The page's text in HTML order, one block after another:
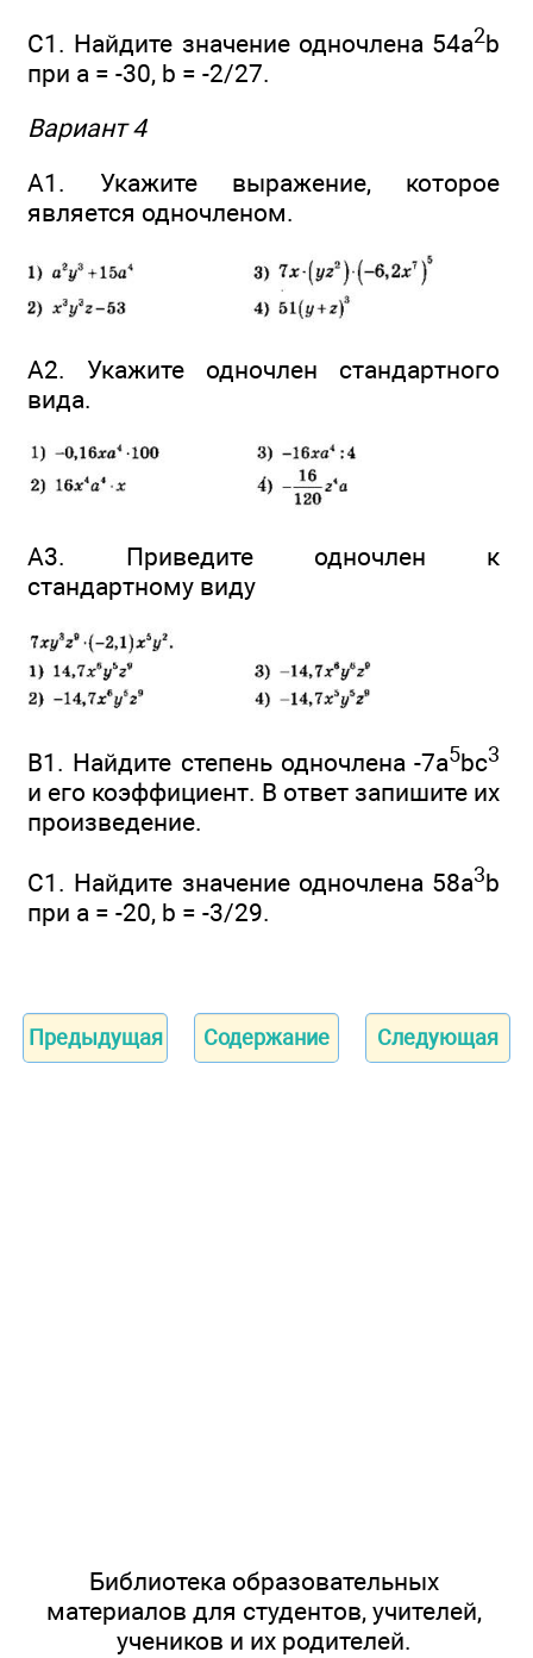
С1. Найдите значение одночлена 54а2b
при а = -30, b = -2/27.
Вариант 4
А1. Укажите выражение, которое
является одночленом.
А2. Укажите одночлен стандартного
вида.
А3. Приведите одночлен к
стандартному виду
В1. Найдите степень одночлена -7а5bс3
и его коэффициент. В ответ запишите их
произведение.
С1. Найдите значение одночлена 58а3b
при а = -20, b = -3/29.
Предыдущая Содержание Следующая
Библиотека образовательных
материалов для студентов, учителей,
учеников и их родителей.